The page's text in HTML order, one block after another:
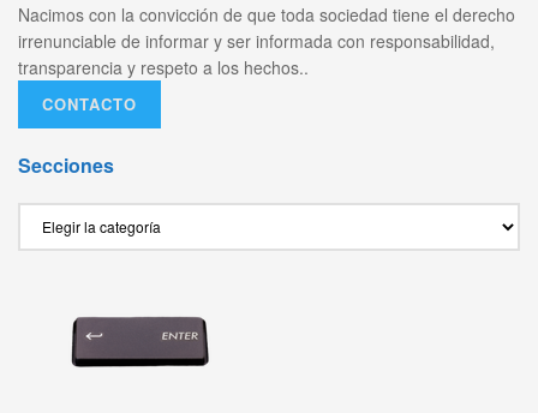
Nacimos con la convicción de que toda sociedad tiene el derecho
irrenunciable de informar y ser informada con responsabilidad,
transparencia y respeto a los hechos..
CONTACTO
Secciones